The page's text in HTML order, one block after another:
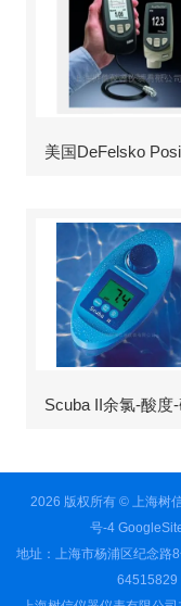
2026 版权所有 © 上海树
号-4
地址：上海市杨浦区纪念路
64515829